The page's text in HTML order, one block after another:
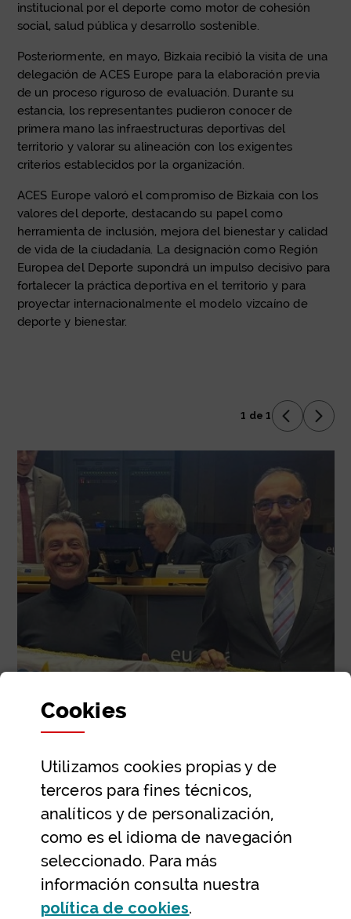
institucional por el deporte como motor de cohesión
social, salud pública y desarrollo sostenible.
Posteriormente, en mayo, Bizkaia recibió la visita de una
delegación de ACES Europe para la elaboración previa
de un proceso riguroso de evaluación. Durante su
estancia, los representantes pudieron conocer de
primera mano las infraestructuras deportivas del
territorio y valorar su alineación con los exigentes
criterios establecidos por la organización.
ACES Europe valoró el compromiso de Bizkaia con los
valores del deporte, destacando su papel como
herramienta de inclusión, mejora del bienestar y calidad
de vida de la ciudadanía. La designación como Región
Europea del Deporte supondrá un impulso decisivo para
fortalecer la práctica deportiva en el territorio y para
proyectar internacionalmente el modelo vizcaíno de
deporte y bienestar.
1 de 1
Anterior
Bizkaia Kirolur
Inicio
Cookies
Utilizamos cookies propias y de
terceros para fines técnicos,
analíticos y de personalización,
como es el idioma de navegación
seleccionado. Para más
información consulta nuestra
política de cookies(Abre ventana
.